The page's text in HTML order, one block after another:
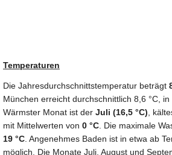
Temperaturen
Die Jahresdurchschnittstemperatur beträgt
München erreicht durchschnittlich 8,6 °C, in
Wärmster Monat ist der Juli (16,5 °C) ,
mit Mittelwerten von 0 °C . Die maximale
19 °C . Angenehmes Baden ist in etwa ab
möglich. Die Monate Juli, August und